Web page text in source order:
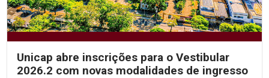
Unicap abre inscrições para o Vestibular
2026.2 com novas modalidades de ingresso